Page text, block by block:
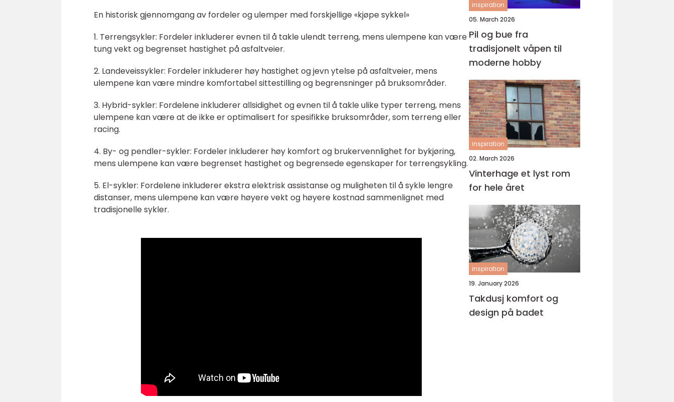
En historisk gjennomgang av fordeler og ulemper med forskjellige «kjøpe sykkel»
1. Terrengsykler: Fordeler inkluderer evnen til å takle ulendt terreng, mens ulempene kan være
tung vekt og begrenset hastighet på asfaltveier.
2. Landeveissykler: Fordeler inkluderer høy hastighet og jevn ytelse på asfaltveier, mens
ulempene kan være mindre komfortabel sittestilling og begrensninger på bruksområder.
3. Hybrid-sykler: Fordelene inkluderer allsidighet og evnen til å takle ulike typer terreng, mens
ulempene kan være at de ikke er optimalisert for spesifikke bruksområder, som terreng eller
racing.
4. By- og pendler-sykler: Fordeler inkluderer høy komfort og brukervennlighet for bykjøring,
mens ulempene kan være begrenset hastighet og begrensede egenskaper for terrengsykling.
5. El-sykler: Fordelene inkluderer ekstra elektrisk assistanse og muligheten til å sykle lengre
distanser, mens ulempene kan være høyere vekt og høyere kostnad sammenlignet med
tradisjonelle sykler.
inspiration
05. March 2026
Pil og bue fra
tradisjonelt våpen til
moderne hobby
inspiration
02. March 2026
Vinterhage et lyst rom
for hele året
inspiration
19. January 2026
Takdusj komfort og
design på badet